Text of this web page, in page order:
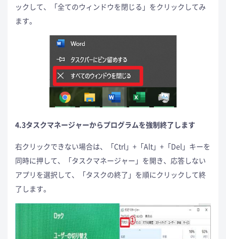
ックして、「全てのウィンドウを閉じる」をクリックしてみ
ます。
4.3タスクマネージャーからプログラムを強制終了します
右クリックできない場合は、「Ctrl」+「Alt」+「Del」キーを
同時に押して、「タスクマネージャー」を開き、応答しない
アプリを選択して、「タスクの終了」を順にクリックして終
了します。